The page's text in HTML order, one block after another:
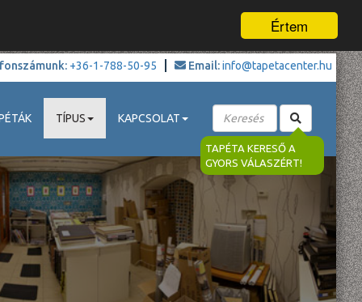
Értem
+36-1-788-50-95 Email:info@tapetacenter.hu
TÍPUS KAPCSOLAT
TAPÉTA KERESŐ A
GYORS VÁLASZÉRT!